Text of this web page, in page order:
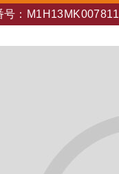
号：M1H13MK007811